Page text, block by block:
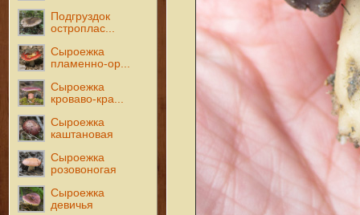
Подгруздок
остроплас...
Сыроежка
пламенно-ор...
Сыроежка
кроваво-кра...
Сыроежка
каштановая
Сыроежка
розовоногая
Сыроежка
девичья